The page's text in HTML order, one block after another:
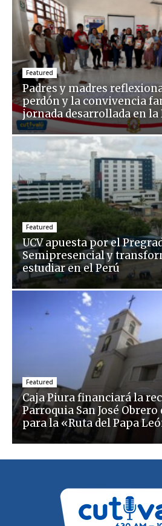
Featured
Padres y madres
perdón y la convivencia
jornada desarrollada en la
Featured
UCV apuesta por el
Semipresencial y
estudiar en el Perú
Featured
Caja Piura financiará la
Parroquia San José Obrero
para la «Ruta del Papa